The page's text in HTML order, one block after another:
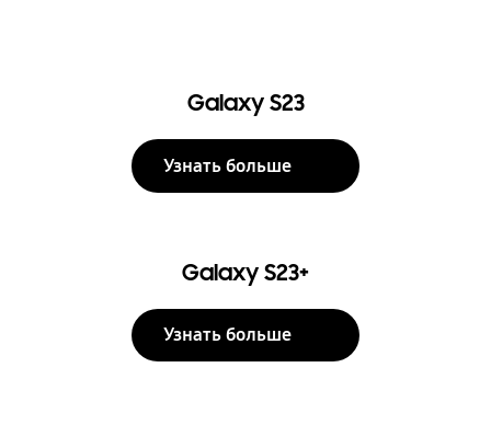
Galaxy S23
Узнать больше
Galaxy S23+
Узнать больше